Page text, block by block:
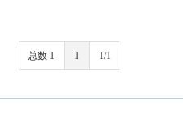
总数 1 1 1/1